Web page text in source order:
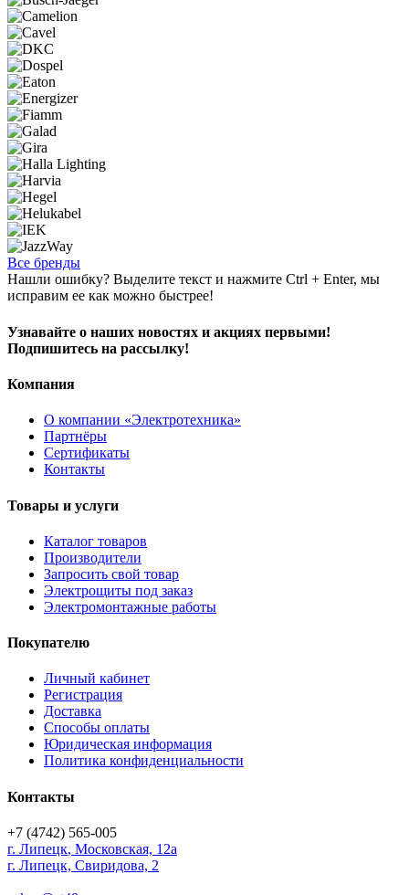
Все бренды
Нашли ошибку? Выделите текст и нажмите Ctrl + Enter, мы
исправим ее как можно быстрее!
Узнавайте о наших новостях и акциях первыми!
Подпишитесь на рассылку!
Компания
О компании «Электротехника»
Партнёры
Сертификаты
Контакты
Товары и услуги
Каталог товаров
Производители
Запросить свой товар
Электрощиты под заказ
Электромонтажные работы
Покупателю
Личный кабинет
Регистрация
Доставка
Способы оплаты
Юридическая информация
Политика конфиденциальности
Контакты
+7 (4742) 565-005
г. Липецк, Московская, 12а
г. Липецк, Свиридова, 2